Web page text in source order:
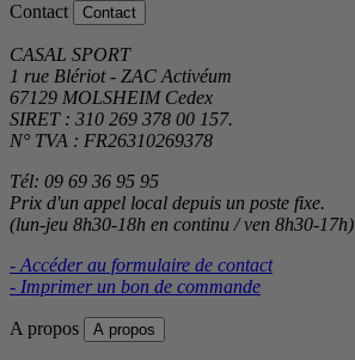
Contact Contact
CASAL SPORT
1 rue Blériot - ZAC Activéum
67129 MOLSHEIM Cedex
SIRET : 310 269 378 00 157.
N° TVA : FR26310269378
Tél: 09 69 36 95 95
Prix d'un appel local depuis un poste fixe.
(lun-jeu 8h30-18h en continu / ven 8h30-17h)
- Accéder au formulaire de contact
- Imprimer un bon de commande
A propos A propos